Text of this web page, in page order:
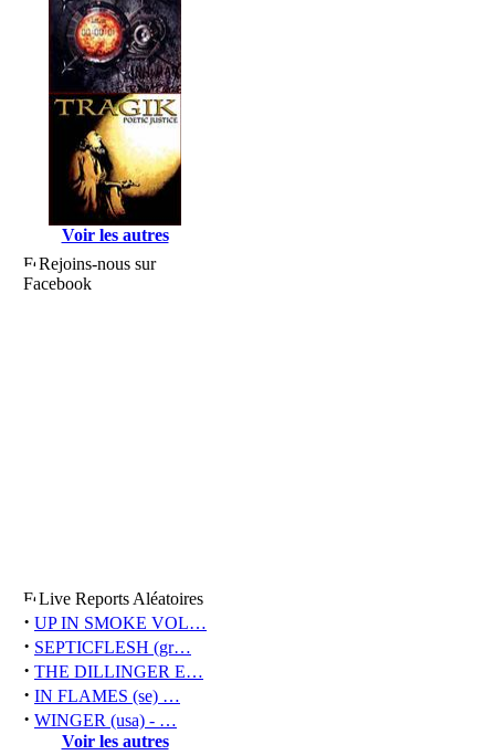
Voir les autres
Rejoins-nous sur
Facebook
Live Reports Aléatoires
· UP IN SMOKE VOL…
· SEPTICFLESH (gr…
· THE DILLINGER E…
· IN FLAMES (se) …
· WINGER (usa) - …
Voir les autres